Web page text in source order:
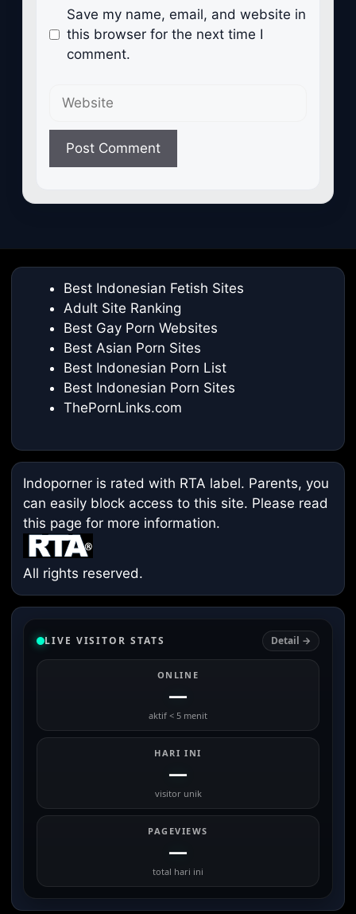
Save my name, email, and website in
this browser for the next time I
comment.
Website
Best Indonesian Fetish Sites
Adult Site Ranking
Best Gay Porn Websites
Best Asian Porn Sites
Best Indonesian Porn List
Best Indonesian Porn Sites
ThePornLinks.com
Indoporner is rated with RTA label. Parents, you
can easily block access to this site. Please read
this page for more information.
All rights reserved.
LIVE VISITOR STATS Detail →
ONLINE
—
aktif < 5 menit
HARI INI
—
visitor unik
PAGEVIEWS
—
total hari ini